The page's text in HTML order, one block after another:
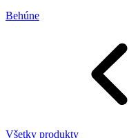
Behúne
Všetky produkty